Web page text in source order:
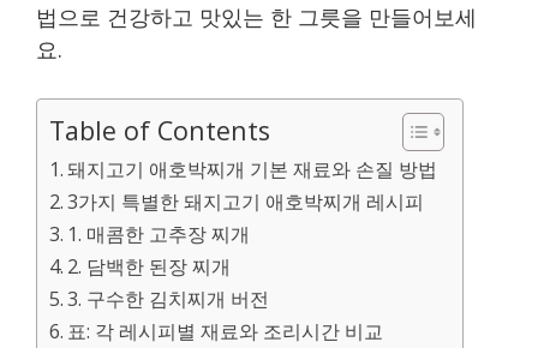
법으로 건강하고 맛있는 한 그릇을 만들어보세
요.
Table of Contents
돼지고기 애호박찌개 기본 재료와 손질 방법
3가지 특별한 돼지고기 애호박찌개 레시피
1. 매콤한 고추장 찌개
2. 담백한 된장 찌개
3. 구수한 김치찌개 버전
표: 각 레시피별 재료와 조리시간 비교